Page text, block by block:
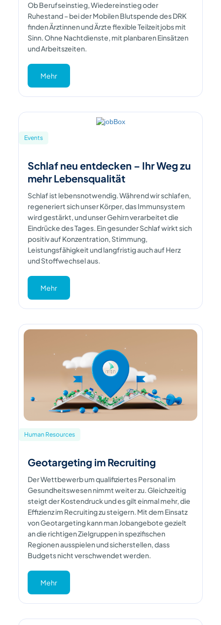
Ob Berufseinstieg, Wiedereinstieg oder
Ruhestand – bei der Mobilen Blutspende des DRK
finden Ärztinnen und Ärzte flexible Teilzeitjobs mit
Sinn. Ohne Nachtdienste, mit planbaren Einsätzen
und Arbeitszeiten.
Mehr
Events
Schlaf neu entdecken – Ihr Weg zu
mehr Lebensqualität
Schlaf ist lebensnotwendig. Während wir schlafen,
regeneriert sich unser Körper, das Immunsystem
wird gestärkt, und unser Gehirn verarbeitet die
Eindrücke des Tages. Ein gesunder Schlaf wirkt sich
positiv auf Konzentration, Stimmung,
Leistungsfähigkeit und langfristig auch auf Herz
und Stoffwechsel aus.
Mehr
Human Resources
Geotargeting im Recruiting
Der Wettbewerb um qualifiziertes Personal im
Gesundheitswesen nimmt weiter zu. Gleichzeitig
steigt der Kostendruck und es gilt einmal mehr, die
Effizienz im Recruiting zu steigern. Mit dem Einsatz
von Geotargeting kann man Jobangebote gezielt
an die richtigen Zielgruppen in spezifischen
Regionen ausspielen und sicherstellen, dass
Budgets nicht verschwendet werden.
Mehr